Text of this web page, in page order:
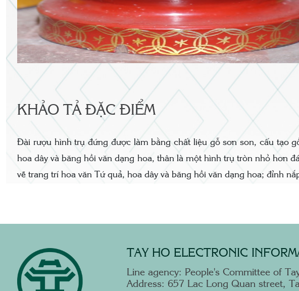
KHẢO TẢ ĐẶC ĐIỂM
Đài rượu hình trụ đứng được làm bằng chất liệu gỗ sơn son, cấu tạo
hoa dây và băng hồi văn dạng hoa, thân là một hình trụ tròn nhỏ hơn
vẽ trang trí hoa văn Tứ quả, hoa dây và băng hồi văn dạng hoa; đỉnh
TAY HO ELECTRONIC
Line agency: People's Committee of
Address: 657 Lac Long Quan street,